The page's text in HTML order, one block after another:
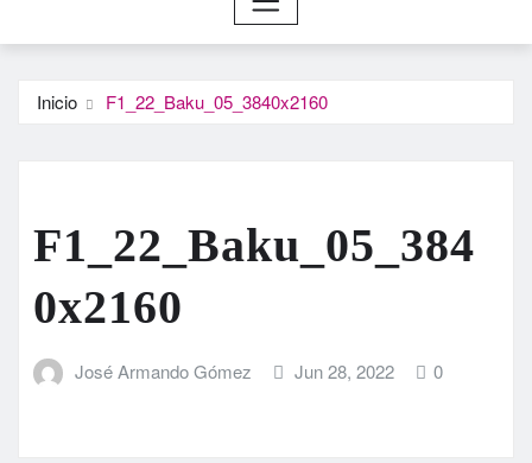
Inicio F1_22_Baku_05_3840x2160
F1_22_Baku_05_384
0x2160
José Armando Gómez Jun 28, 2022 0